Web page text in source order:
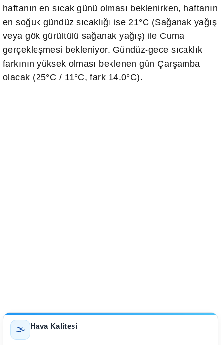
haftanın en sıcak günü olması beklenirken, haftanın
en soğuk gündüz sıcaklığı ise 21°C (Sağanak yağış
veya gök gürültülü sağanak yağış) ile Cuma
gerçekleşmesi bekleniyor. Gündüz-gece sıcaklık
farkının yüksek olması beklenen gün Çarşamba
olacak (25°C / 11°C, fark 14.0°C).
🌫️ Hava Kalitesi